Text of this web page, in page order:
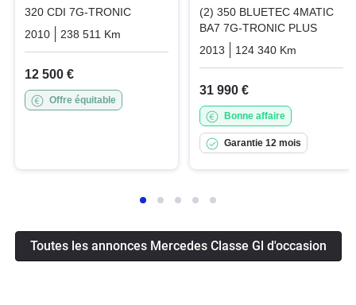
320 CDI 7G-TRONIC
2010
238 511 Km Diesel
12 500 €
Offre équitable
(2) 350 BLUETEC 4MATIC
BA7 7G-TRONIC PLUS
2013
124 340 Km
31 990 €
Bonne affaire
Garantie 12 mois
Toutes les annonces Mercedes Classe Gl d'occasion